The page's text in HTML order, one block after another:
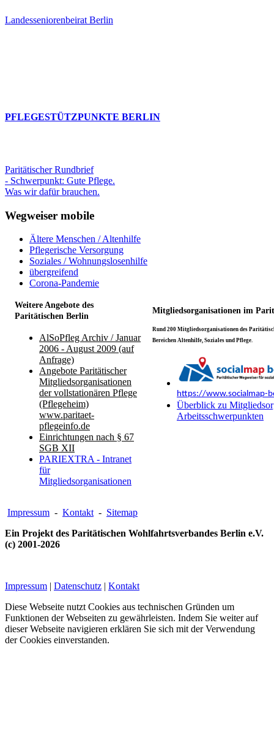
Landesseniorenbeirat Berlin
PFLEGESTÜTZPUNKTE BERLIN
Paritätischer Rundbrief
- Schwerpunkt: Gute Pflege.
Was wir dafür brauchen.
Wegweiser mobile
Ältere Menschen / Altenhilfe
Pflegerische Versorgung
Soziales / Wohnungslosenhilfe
übergreifend
Corona-Pandemie
Weitere Angebote des
Paritätischen Berlin
Mitgliedsorganisationen im
AlSoPfleg Archiv / Januar
2006 - August 2009 (auf
Anfrage)
Angebote Paritätischer
Mitgliedsorganisationen
der vollstationären Pflege
(Pflegeheim)
www.paritaet-
pflegeinfo.de
Einrichtungen nach § 67
SGB XII
PARIEXTRA - Intranet
für
Mitgliedsorganisationen
Rund 200 Mitgliedsorganisationen des
Bereichen Altenhilfe, Soziales und Pflege.
https://www.socialmap-
Überblick zu
Arbeitsschwerpunkten
Impressum - Kontakt - Sitemap
Ein Projekt des Paritätischen Wohlfahrtsverbandes Berlin e.V.
(c) 2001-2026
Impressum | Datenschutz | Kontakt
Diese Webseite nutzt Cookies aus technischen Gründen um
Funktionen der Webseiten zu gewährleisten. Indem Sie weiter auf
dieser Webseite navigieren erklären Sie sich mit der Verwendung
der Cookies einverstanden.